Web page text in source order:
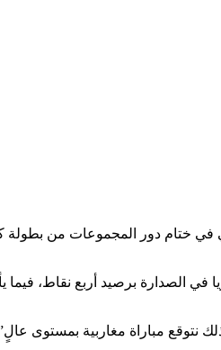
المرتقبة ضد المنتخب التونسي في ختام
الصدارة برصيد أربع نقاط، فيما
نتوقع مباراة مغاربية بمستوى